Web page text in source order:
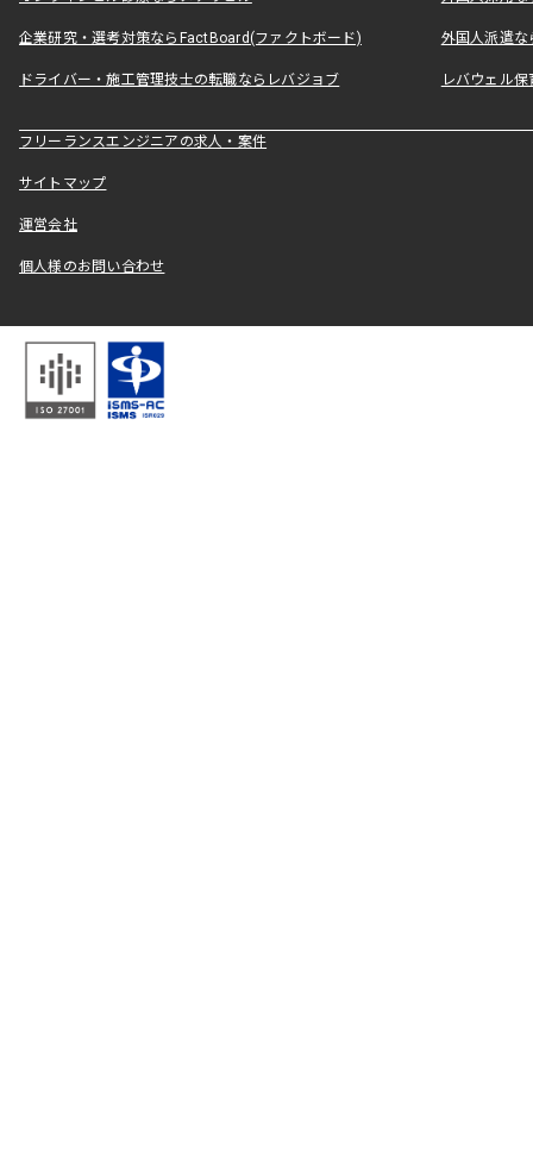
企業研究・選考対策ならFactBoard(ファクトボード) 外国人派遣な
ドライバー・施工管理技士の転職ならレバジョブ レバウェル
フリーランスエンジニアの求人・案件
サイトマップ
運営会社
個人様のお問い合わせ